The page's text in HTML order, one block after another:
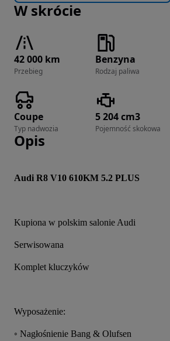
W skrócie
42 000 km
Przebieg
Benzyna
Rodzaj paliwa
Coupe
Typ nadwozia
5 204 cm3
Pojemność skokowa
Opis
Audi R8 V10 610KM 5.2 PLUS
Kupiona w polskim salonie Audi
Serwisowana
Komplet kluczyków
Wyposażenie:
◦ Nagłośnienie Bang & Olufsen